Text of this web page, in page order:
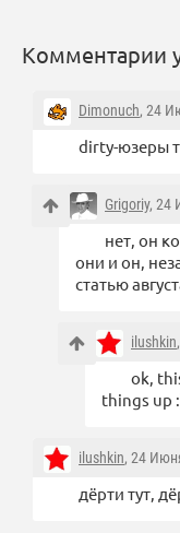
Комментарии
Dimonuch, 24
dirty-юзеры
Grigoriy, 24
нет, он
они и он,
статью
ilushkin
ok,
things up
ilushkin, 24
дёрти тут,